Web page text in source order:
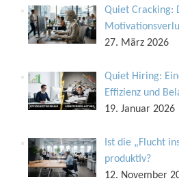
Quiet Cracking:
27. März 2026
Quiet Hiring:
Effizienz und
19. Januar 2026
Ist die „Flucht
produktiv?
12. November